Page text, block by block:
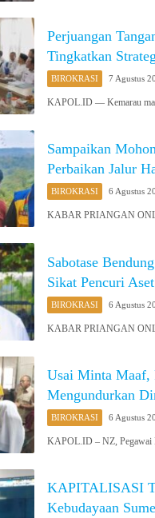
Perjuangan
Tingkatkan
BIROKRASI 7 Agustus
KAPOL.ID — Kemarau
Sampaikan
Perbaikan Jalur
BIROKRASI 6 Agustus
KABAR PRIANGAN
Sabotase
Sikat Pencuri
BIROKRASI 6 Agustus
KABAR PRIANGAN
Usai Minta Maaf,
Mengundurkan
BIROKRASI 6 Agustus
KAPOL.ID – NZ, Pegawai
KAPITALISASI
Kebudayaan